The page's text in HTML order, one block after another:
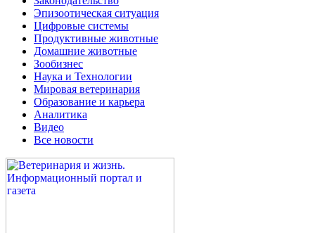
Эпизоотическая ситуация
Цифровые системы
Продуктивные животные
Домашние животные
Зообизнес
Наука и Технологии
Мировая ветеринария
Образование и карьера
Аналитика
Видео
Все новости